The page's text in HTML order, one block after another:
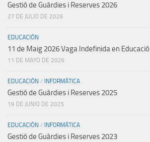
Gestió de Guàrdies i Reserves 2026
27 DE JULIO DE 2026
EDUCACIÓN
11 de Maig 2026 Vaga Indefinida en Educació
11 DE MAYO DE 2026
EDUCACIÓN / INFORMÁTICA
Gestió de Guàrdies i Reserves 2025
19 DE JUNIO DE 2025
EDUCACIÓN / INFORMÁTICA
Gestió de Guàrdies i Reserves 2023